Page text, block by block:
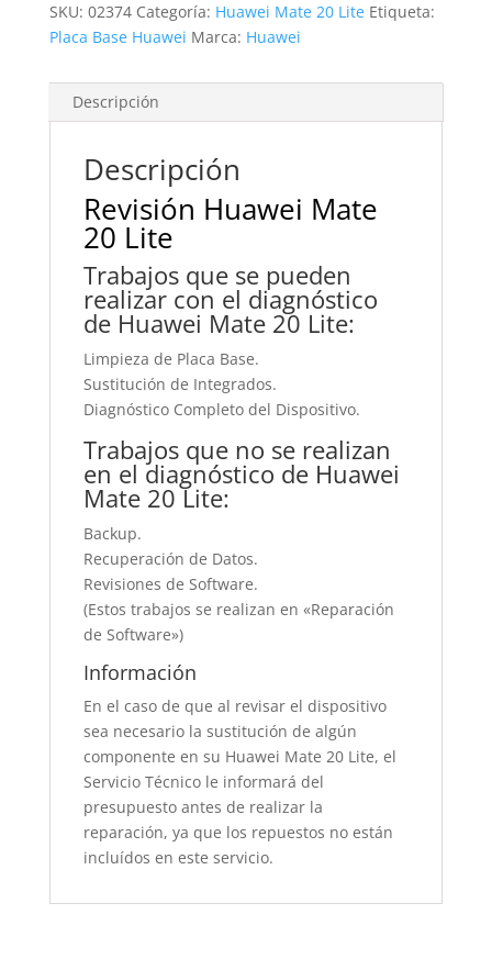
SKU: 02374 Categoría: Huawei Mate 20 Lite Etiqueta:
Placa Base Huawei Marca: Huawei
Descripción
Descripción
Revisión Huawei Mate
20 Lite
Trabajos que se pueden
realizar con el diagnóstico
de Huawei Mate 20 Lite:
Limpieza de Placa Base.
Sustitución de Integrados.
Diagnóstico Completo del Dispositivo.
Trabajos que no se realizan
en el diagnóstico de Huawei
Mate 20 Lite:
Backup.
Recuperación de Datos.
Revisiones de Software.
(Estos trabajos se realizan en «Reparación
de Software»)
Información
En el caso de que al revisar el dispositivo
sea necesario la sustitución de algún
componente en su Huawei Mate 20 Lite, el
Servicio Técnico le informará del
presupuesto antes de realizar la
reparación, ya que los repuestos no están
incluídos en este servicio.